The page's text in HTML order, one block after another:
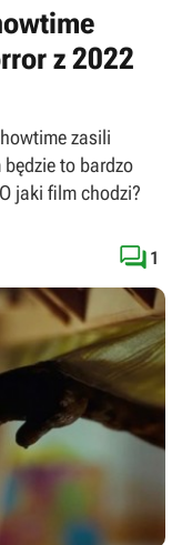
z 2022
zasili
to bardzo
jaki film chodzi?
 1